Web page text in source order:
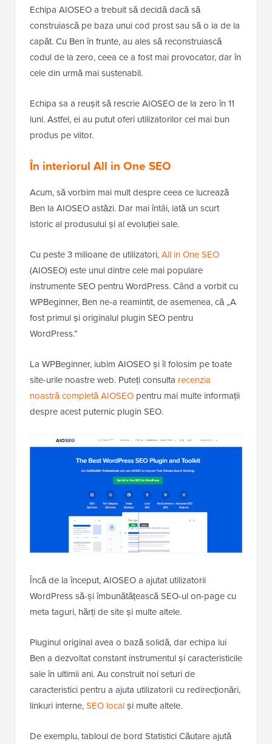
Echipa AIOSEO a trebuit să decidă dacă să
construiască pe baza unui cod prost sau să o ia de la
capăt. Cu Ben în frunte, au ales să reconstruiască
codul de la zero, ceea ce a fost mai provocator, dar în
cele din urmă mai sustenabil.
Echipa sa a reușit să rescrie AIOSEO de la zero în 11
luni. Astfel, ei au putut oferi utilizatorilor cel mai bun
produs pe viitor.
În interiorul All in One SEO
Acum, să vorbim mai mult despre ceea ce lucrează
Ben la AIOSEO astăzi. Dar mai întâi, iată un scurt
istoric al produsului și al evoluției sale.
Cu peste 3 milioane de utilizatori,All in One SEO
(AIOSEO) este unul dintre cele mai populare
instrumente SEO pentru WordPress. Când a vorbit cu
WPBeginner, Ben ne-a reamintit, de asemenea, că „A
fost primul și originalul plugin SEO pentru
WordPress.”
La WPBeginner, iubim AIOSEO și îl folosim pe toate
site-urile noastre web. Puteți consulta recenzia
noastră completă AIOSEO pentru mai multe informații
despre acest puternic plugin SEO.
Încă de la început, AIOSEO a ajutat utilizatorii
WordPress să-și îmbunătățească SEO-ul on-page cu
meta taguri, hărți de site și multe altele.
Pluginul original avea o bază solidă, dar echipa lui
Ben a dezvoltat constant instrumentul și caracteristicile
sale în ultimii ani. Au construit noi seturi de
caracteristici pentru a ajuta utilizatorii cu redirecționări,
linkuri interne,SEO localși multe altele.
De exemplu, tabloul de bord Statistici Căutare ajută